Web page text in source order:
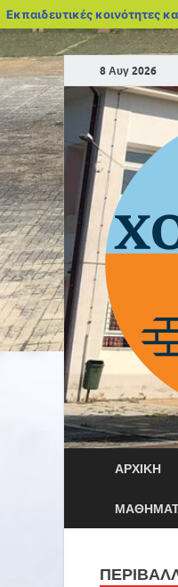
Εκπαιδευτικές κοινότητες
8 Αυγ 2026
ΑΡΧΙΚΉ